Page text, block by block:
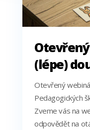
(lépe)
Otevřený
Pedagogických
Zveme vás na
odpovědět na